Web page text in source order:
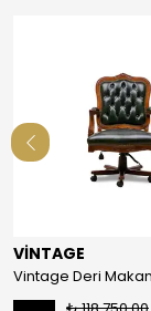
VİNTAGE
Vintage Deri